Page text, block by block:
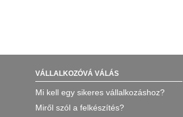
VÁLLALKOZÓVÁ VÁLÁS
Mi kell egy sikeres vállalkozáshoz?
Miről szól a felkészítés?